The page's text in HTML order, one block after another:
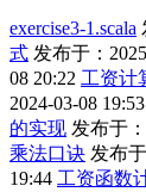
exercise3-1.scala
式 发布于：
08 20:22 工资计
2024-03-08 19:53
的实现 发布于
乘法口诀 发布
19:44 工资函数